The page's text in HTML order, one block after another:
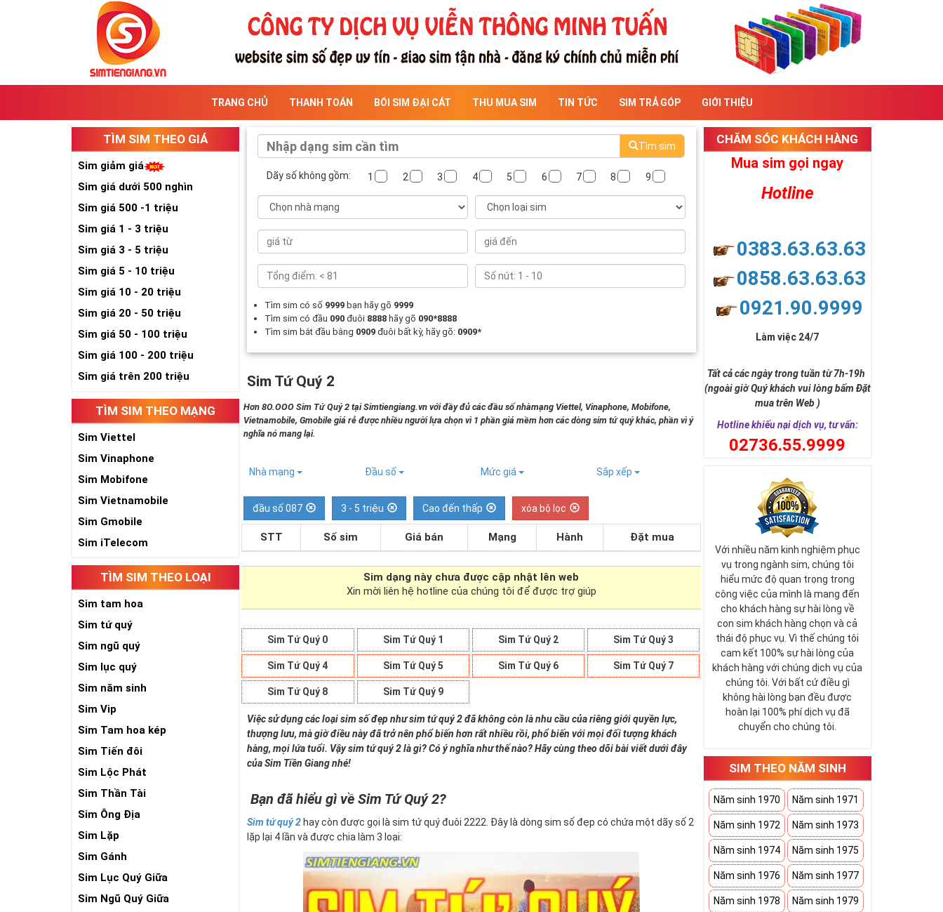
TRANG CHỦ THANH TOÁN BÓI SIM ĐẠI CÁT THU MUA SIM TIN TỨC SIM TRẢ GÓP GIỚI THIỆU
TÌM SIM THEO GIÁ
Sim giảm giá
Sim giá dưới 500 nghìn
Sim giá 500 -1 triệu
Sim giá 1 - 3 triệu
Sim giá 3 - 5 triệu
Sim giá 5 - 10 triệu
Sim giá 10 - 20 triệu
Sim giá 20 - 50 triệu
Sim giá 50 - 100 triệu
Sim giá 100 - 200 triệu
Sim giá trên 200 triệu
TÌM SIM THEO MẠNG
Sim Viettel
Sim Vinaphone
Sim Mobifone
Sim Vietnamobile
Sim Gmobile
Sim iTelecom
TÌM SIM THEO LOẠI
Sim tam hoa
Sim tứ quý
Sim ngũ quý
Sim lục quý
Sim năm sinh
Sim Vip
Sim Tam hoa kép
Sim Tiến đôi
Sim Lộc Phát
Sim Thần Tài
Sim Ông Địa
Sim Lặp
Sim Gánh
Sim Lục Quý Giữa
Sim Ngũ Quý Giữa
Tìm sim
Dãy số không gồm: 1 2 3 4 5 6 7 8 9
Tìm sim có số 9999 bạn hãy gõ 9999
Tìm sim có đầu 090đuôi 8888 hãy gõ 090*8888
Tìm sim bắt đầu bằng 0909 đuôi bất kỳ, hãy gõ: 0909*
Sim Tứ Quý 2
Hơn 8O.OOO Sim Tứ Quý 2 tại Simtiengiang.vn với đầy đủ các đầu số nhàmạng Viettel, Vinaphone, Mobifone,
Vietnamobile, Gmobile giá rẻ được nhiều người lựa chọn vì 1 phần giá mềm hơn các dòng sim tứ quý khác, phần vì ý
nghĩa nó mang lại.
Nhà mạng Đầu số Mức giá Sắp xếp
đầu số 087 3 - 5 triệu Cao đến thấp xóa bộ lọc
STT Số sim Giá bán Mạng Hành Đặt mua
Sim dạng này chưa được cập nhật lên web
Xin mời liên hệ hotline của chúng tôi để được trợ giúp
Sim Tứ Quý 0 Sim Tứ Quý 1 Sim Tứ Quý 2 Sim Tứ Quý 3
Sim Tứ Quý 4 Sim Tứ Quý 5 Sim Tứ Quý 6 Sim Tứ Quý 7
Sim Tứ Quý 8 Sim Tứ Quý 9
Việc sử dụng các loại sim số đẹp như sim tứ quý 2 đã không còn là nhu cầu của riêng giới quyền lực,
thượng lưu, mà giờ điều này đã trở nên phổ biến hơn rất nhiều rồi, phổ biến với mọi đối tượng khách
hàng, mọi lứa tuổi. Vậy sim tứ quý 2 là gì? Có ý nghĩa như thế nào? Hãy cùng theo dõi bài viết dưới đây
của Sim Tiền Giang nhé!
Bạn đã hiểu gì về Sim Tứ Quý 2?
Sim tứ quý 2 hay còn được gọi là sim tứ quý đuôi 2222. Đây là dòng sim số đẹp có chứa một dãy số 2
lặp lại 4 lần và được chia làm 3 loại:
CHĂM SÓC KHÁCH HÀNG
Mua sim gọi ngay
Hotline
0383.63.63.63
0858.63.63.63
0921.90.9999
Làm việc 24/7
Tất cả các ngày trong tuần từ 7h-19h
(ngoài giờ Quý khách vui lòng bấm Đặt
mua trên Web )
Hotline khiếu nại dịch vụ, tư vấn:
02736.55.9999
Với nhiều năm kinh nghiệm phục
vụ trong ngành sim, chúng tôi
hiểu mức độ quan trọng trong
công việc của mình là mang đến
cho khách hàng sự hài lòng về
con sim khách hàng chọn và cả
thái độ phục vụ. Vì thế chúng tôi
cam kết 100% sự hài lòng của
khách hàng với chúng dịch vụ của
chúng tôi. Với bất cứ điều gì
không hài lòng bạn đều được
hoàn lại 100% phí dịch vụ đã
chuyển cho chúng tôi.
SIM THEO NĂM SINH
Năm sinh 1970 Năm sinh 1971
Năm sinh 1972 Năm sinh 1973
Năm sinh 1974 Năm sinh 1975
Năm sinh 1976 Năm sinh 1977
Năm sinh 1978 Năm sinh 1979